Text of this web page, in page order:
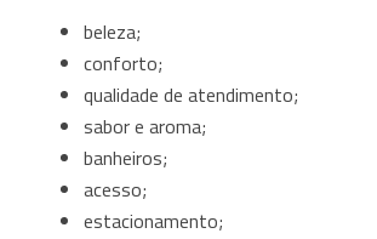
beleza;
conforto;
qualidade de atendimento;
sabor e aroma;
banheiros;
acesso;
estacionamento;